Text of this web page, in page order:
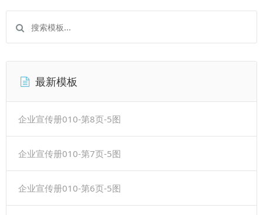
最新模板
企业宣传册010-第8页-5图
企业宣传册010-第7页-5图
企业宣传册010-第6页-5图